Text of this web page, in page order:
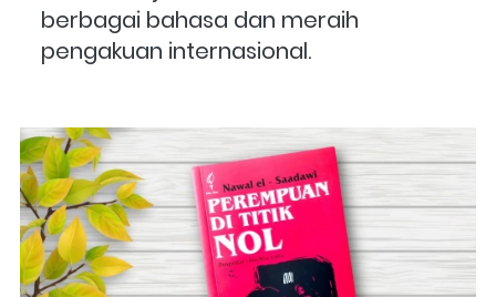
berbagai bahasa dan meraih
pengakuan internasional.